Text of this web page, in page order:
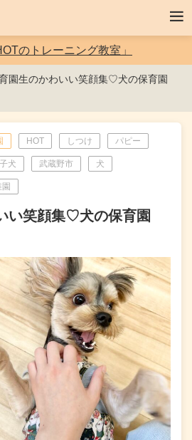
のトレーニング教室」
園生のかわいい笑顔集♡犬の保育園
HOT しつけ パピー
子犬 武蔵野市 犬
い笑顔集♡犬の保育園